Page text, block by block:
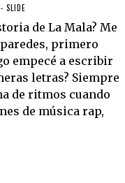
SLIDE
de La Mala? Me
primero
empecé a escribir
letras? Siempre
de ritmos cuando
de música rap,